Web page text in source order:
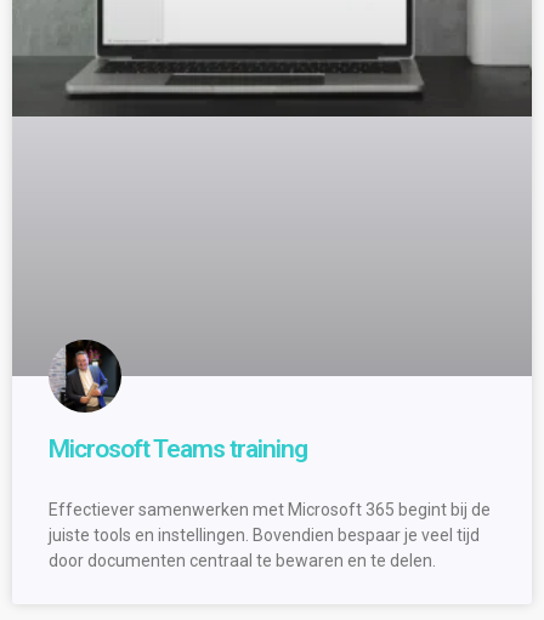
Microsoft Teams training
Effectiever samenwerken met Microsoft 365 begint bij de
juiste tools en instellingen. Bovendien bespaar je veel tijd
door documenten centraal te bewaren en te delen.